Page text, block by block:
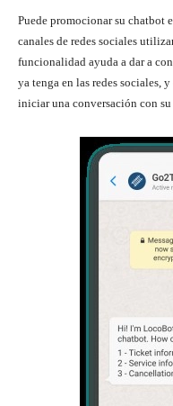
Puede promocionar su chatbot
canales de redes sociales
funcionalidad ayuda a dar a
ya tenga en las redes sociales,
iniciar una conversación con su